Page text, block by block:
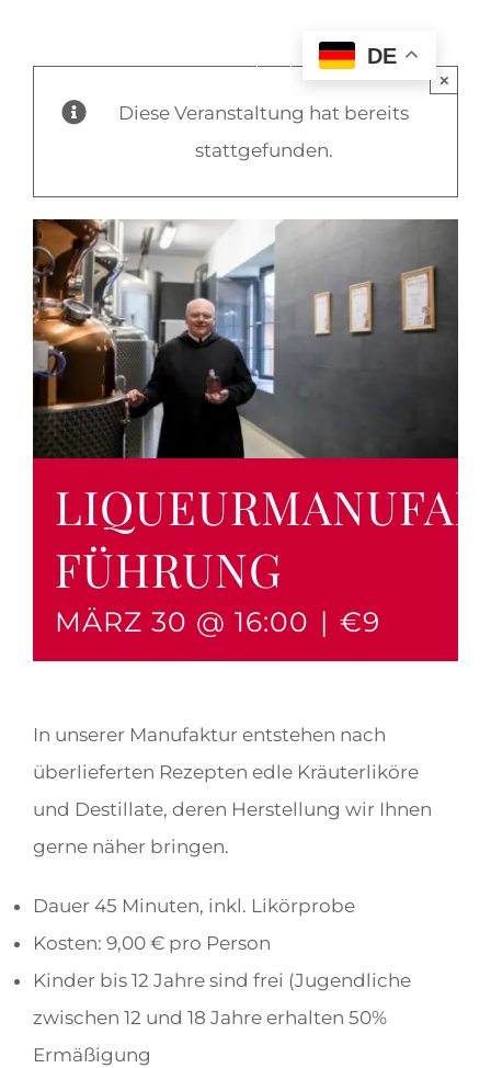
DE
Diese Veranstaltung hat bereits
stattgefunden.
×
FÜHRUNG
MÄRZ 30 @ 16:00 | €9
In unserer Manufaktur entstehen nach
überlieferten Rezepten edle Kräuterliköre
und Destillate, deren Herstellung wir Ihnen
gerne näher bringen.
Dauer 45 Minuten, inkl. Likörprobe
Kosten: 9,00 € pro Person
Kinder bis 12 Jahre sind frei (Jugendliche
zwischen 12 und 18 Jahre erhalten 50%
Ermäßigung